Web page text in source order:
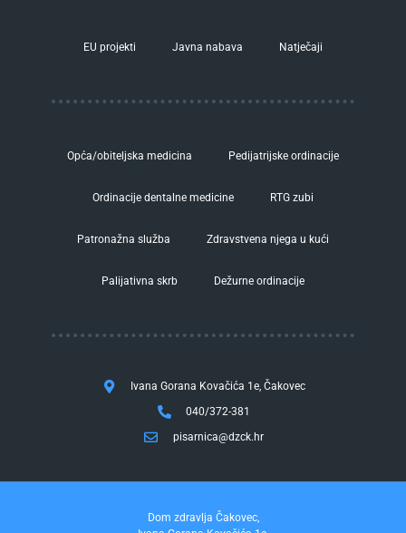
EU projekti Javna nabava Natječaji
Opća/obiteljska medicina Pedijatrijske ordinacije
Ordinacije dentalne medicine RTG zubi
Patronažna služba Zdravstvena njega u kući
Palijativna skrb Dežurne ordinacije
Ivana Gorana Kovačića 1e, Čakovec
040/372-381
pisarnica@dzck.hr
Dom zdravlja Čakovec,